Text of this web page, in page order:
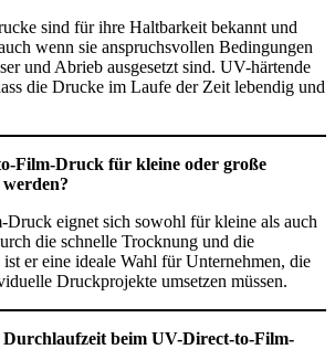
sind für ihre Haltbarkeit bekannt und
wenn sie anspruchsvollen Bedingungen
und Abrieb ausgesetzt sind. UV-härtende
die Drucke im Laufe der Zeit lebendig und
Film-Druck für kleine oder große
eignet sich sowohl für kleine als auch
die schnelle Trocknung und die
er eine ideale Wahl für Unternehmen, die
Druckprojekte umsetzen müssen.
Durchlaufzeit beim UV-Direct-to-Film-